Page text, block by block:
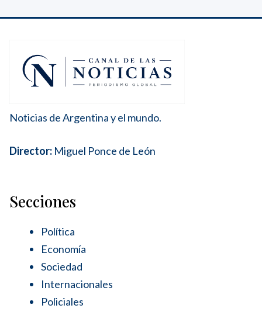
Noticias de Argentina y el mundo.
Director: Miguel Ponce de León
Secciones
Política
Economía
Sociedad
Internacionales
Policiales